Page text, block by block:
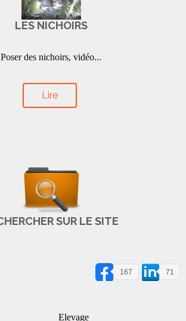
167 71
LES NICHOIRS
Poser des nichoirs, vidéo...
Lire
SUR LE SITE
Elevage